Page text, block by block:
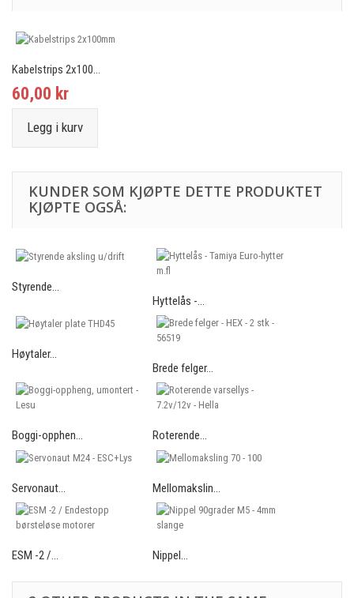
Kabelstrips 2x100...
60,00 kr
Legg i kurv
KUNDER SOM KJØPTE DETTE PRODUKTET
KJØPTE OGSÅ:
Styrende...
Hyttelås -...
Høytaler...
Brede felger...
Boggi-opphen... Roterende...
Servonaut... Mellomakslin...
ESM -2 /... Nippel...